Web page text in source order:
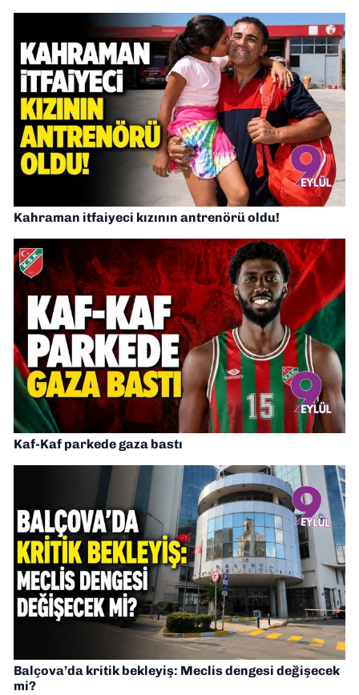
Kahraman itfaiyeci kızının antrenörü oldu!
Kaf-Kaf parkede gaza bastı
Balçova’da kritik bekleyiş: Meclis dengesi değişecek
mi?